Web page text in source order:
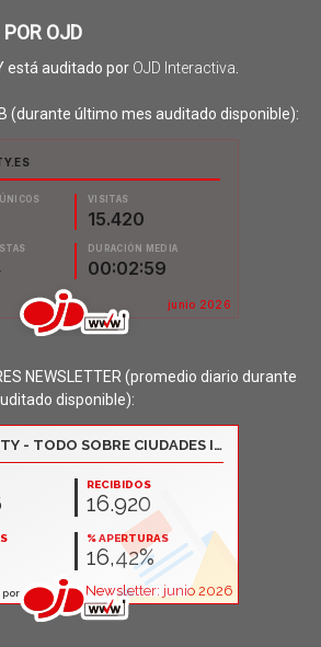
OJD
está auditado por OJD Interactiva
(durante último mes auditado disponible):
NEWSLETTER (promedio diario durante
disponible):